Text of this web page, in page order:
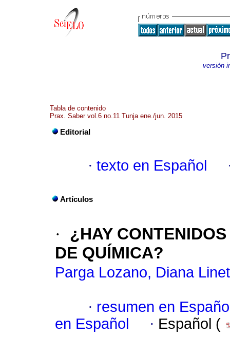
versión
Tabla de contenido
Prax. Saber vol.6 no.11 Tunja ene./jun. 2015
Editorial
· texto en Español
Artículos
·
¿HAY
DE QUÍMICA?
Parga Lozano, Diana
· resumen en
en Español
· Español (